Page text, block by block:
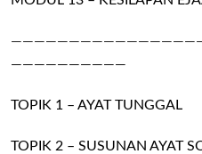
——————————
TOPIK 1 – AYAT TUNGGAL
TOPIK 2 – SUSUNAN AYAT